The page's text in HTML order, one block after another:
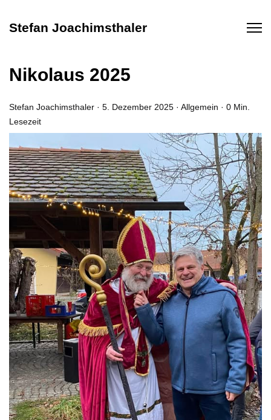
Stefan Joachimsthaler
Nikolaus 2025
Stefan Joachimsthaler · 5. Dezember 2025 · Allgemein · 0 Min.
Lesezeit